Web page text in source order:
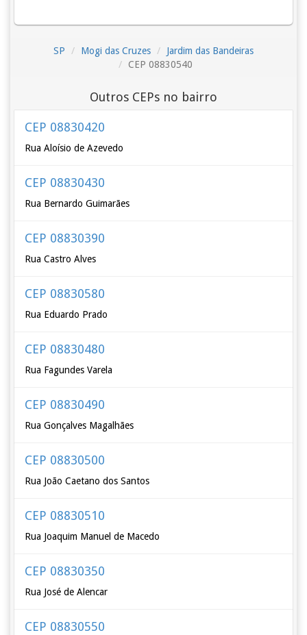
SP Mogi das Cruzes
Jardim das Bandeiras
CEP 08830540
Outros CEPs no bairro
CEP 08830420
Rua Aloísio de Azevedo
CEP 08830430
Rua Bernardo Guimarães
CEP 08830390
Rua Castro Alves
CEP 08830580
Rua Eduardo Prado
CEP 08830480
Rua Fagundes Varela
CEP 08830490
Rua Gonçalves Magalhães
CEP 08830500
Rua João Caetano dos Santos
CEP 08830510
Rua Joaquim Manuel de Macedo
CEP 08830350
Rua José de Alencar
CEP 08830550